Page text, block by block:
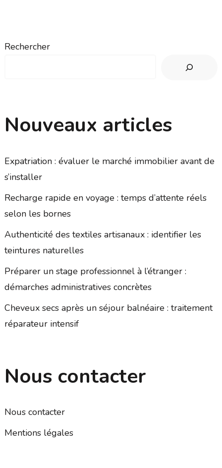
Rechercher
Nouveaux articles
Expatriation : évaluer le marché immobilier avant de
s’installer
Recharge rapide en voyage : temps d’attente réels
selon les bornes
Authenticité des textiles artisanaux : identifier les
teintures naturelles
Préparer un stage professionnel à l’étranger :
démarches administratives concrètes
Cheveux secs après un séjour balnéaire : traitement
réparateur intensif
Nous contacter
Nous contacter
Mentions légales